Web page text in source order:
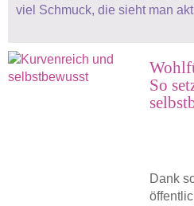
viel Schmuck, die sieht man
So
Dank